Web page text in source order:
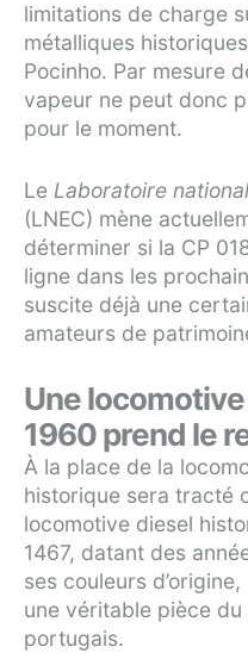
limitations de charge
métalliques
Pocinho. Par mesure
vapeur ne peut donc
pour le moment.
Le Laboratoire
(LNEC) mène
déterminer si la CP
ligne dans les
suscite déjà une
amateurs de
Une
1960 prend le
À la place de la
historique sera tracté
locomotive diesel
1467, datant des
ses couleurs
une véritable pièce
portugais.